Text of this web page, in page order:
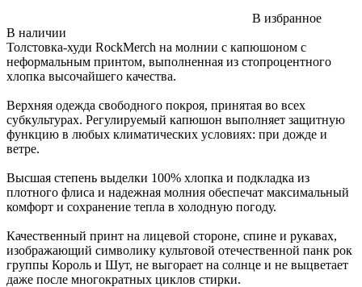
В избранное
В наличии
Толстовка-худи RockMerch на молнии с капюшоном с
неформальным принтом, выполненная из стопроцентного
хлопка высочайшего качества.
Верхняя одежда свободного покроя, принятая во всех
субкультурах. Регулируемый капюшон выполняет защитную
функцию в любых климатических условиях: при дожде и
ветре.
Высшая степень выделки 100% хлопка и подкладка из
плотного флиса и надежная молния обеспечат максимальный
комфорт и сохранение тепла в холодную погоду.
Качественный принт на лицевой стороне, спине и рукавах,
изображающий символику культовой отечественной панк рок
группы Король и Шут, не выгорает на солнце и не выцветает
даже после многократных циклов стирки.